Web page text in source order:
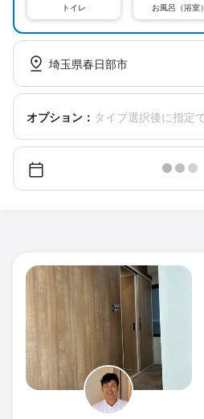
トイレ お風呂（浴室）
埼玉県春日部市
オプション： タイプ選択後に指定